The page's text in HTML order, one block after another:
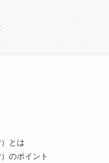
とは
のポイント